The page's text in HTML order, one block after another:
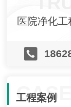
医院净化
CASE
工程案例